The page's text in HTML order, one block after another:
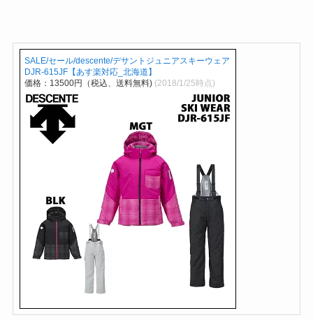
SALE/セール/descente/デサントジュニアスキーウェア
DJR-615JF【あす楽対応_北海道】
価格：13500円（税込、送料無料) (2018/1/25時点)